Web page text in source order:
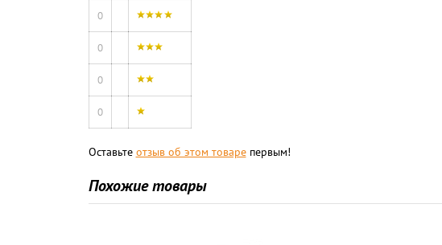
0
0
0
0
Оставьте отзыв об этом товарепервым!
Похожие товары